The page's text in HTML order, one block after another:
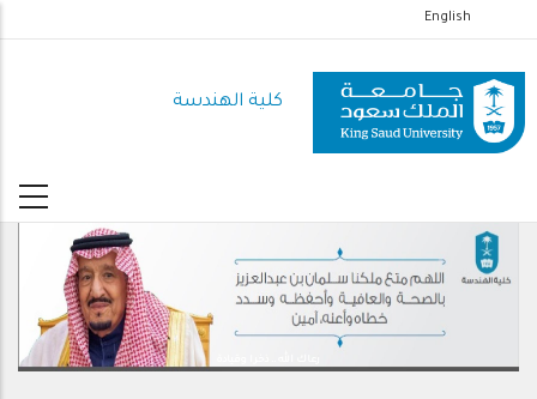
إلى
المحتوى
الرئيسي
English
كلية الهندسة